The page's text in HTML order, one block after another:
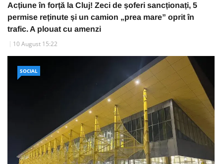
Acțiune în forță la Cluj! Zeci de șoferi sancționați, 5
permise reținute și un camion „prea mare” oprit în
trafic. A plouat cu amenzi
10 August 15:22
SOCIAL